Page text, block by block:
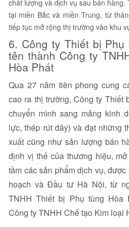
chất lượng và dịch vụ sau bán
tại miền Bắc và miền Trung, từ
tiếp tục mở rộng thị trường vào khu
6. Công ty Thiết bị
tên thành Công ty
Hòa Phát
Qua 27 năm tiên phong cung
cao ra thị trường, Công ty Thiết
chuyển mình sang mảng kinh
lực, thép rút dây) và đạt những
xuất cũng như sản lượng bán
định vị thế của thương hiệu,
tầm các sản phẩm dịch vụ,
hoạch và Đầu tư Hà Nội, từ
TNHH Thiết bị Phụ tùng Hòa
Công ty TNHH Chế tạo Kim loại